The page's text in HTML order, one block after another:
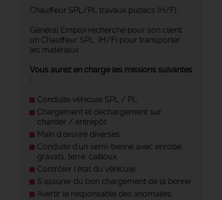
Chauffeur SPL/PL travaux publics (H/F)
Général Emploi recherche pour son client
un Chauffeur SPL (H/F) pour transporter
les matériaux.
Vous aurez en charge les missions suivantes
:
Conduite véhicule SPL / PL
Chargement et déchargement sur
chantier / entrepôt
Main d'œuvre diverses
Conduite d’un semi-benne avec enrobé,
gravats, terre, cailloux
Contrôler l’état du véhicule
S'assurer du bon chargement de la benne
Avertir le responsable des anomalies